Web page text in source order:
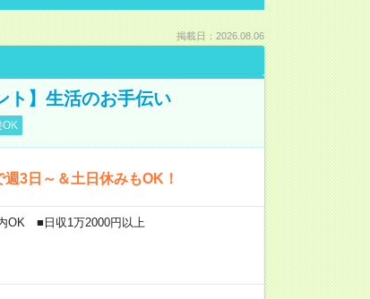
掲載日：2026.08.06
ト】生活のお手伝い
3日～＆土日休みもOK！
OK ■日収1万2000円以上